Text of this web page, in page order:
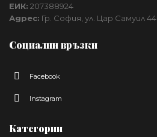
ЕИК: 207388924
Адрес: Гр. София, ул. Цар Самуил 44
Социални връзки
Facebook
Instagram
Категории